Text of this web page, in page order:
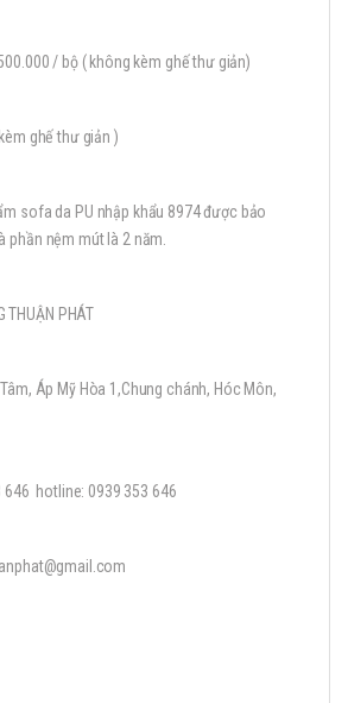
/ bộ ( không kèm ghế thư giản)
ghế thư giản )
sofa da PU nhập khẩu 8974 được bảo
phần nệm mút là 2 năm.
THUẬN PHÁT
Áp Mỹ Hòa 1,Chung chánh, Hóc Môn,
hotline: 0939 353 646